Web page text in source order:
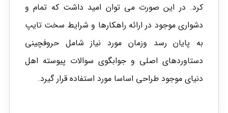
کرد. در این صورت می توان امید داشت که تمام و
دشواری موجود در ارائه راهکارها و شرایط سخت تایپ
به پایان رسد وزمان مورد نیاز شامل حروفچینی
دستاوردهای اصلی و جوابگوی سوالات پیوسته اهل
دنیای موجود طراحی اساسا مورد استفاده قرار گیرد.